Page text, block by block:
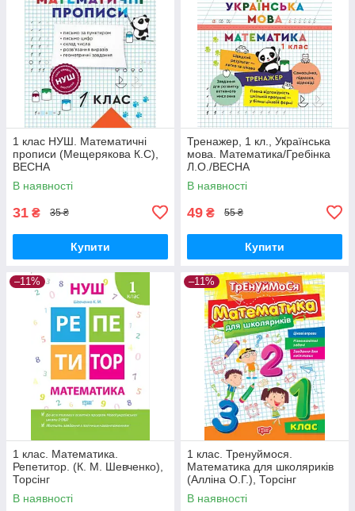
1 клас НУШ. Математичні
прописи (Мещерякова К.С),
ВЕСНА
В наявності
31 ₴ 35 ₴
Купити
Тренажер, 1 кл., Українська
мова. Математика/Гребінка
Л.О./ВЕСНА
В наявності
49 ₴ 55 ₴
Купити
–11%
1 клас. Математика.
Репетитор. (К. М. Шевченко),
Торсінг
В наявності
–11%
1 клас. Тренуймося.
Математика для школяриків
(Алліна О.Г.), Торсінг
В наявності